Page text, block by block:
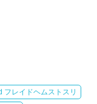
フレイドヘムストスリ